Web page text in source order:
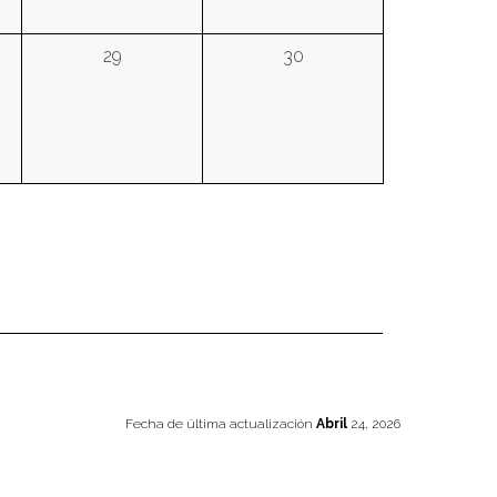
29 30
Fecha de última actualización Abril 24, 2026